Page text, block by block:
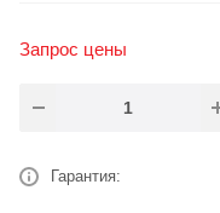
Запрос цены
Гарантия: